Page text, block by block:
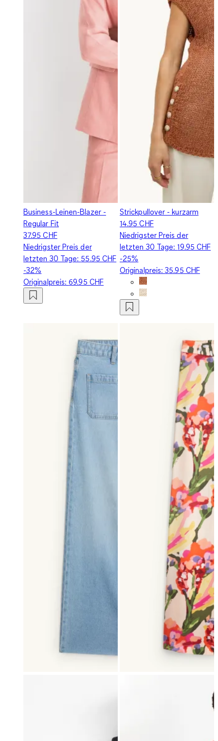
Business-Leinen-Blazer -
Regular Fit
37.95 CHF
Niedrigster Preis der
letzten 30 Tage: 55.95 CHF
-32%
Originalpreis:69.95 CHF
Strickpullover - kurzarm
14.95 CHF
Niedrigster Preis der
letzten 30 Tage:19.95 CHF
-25%
Originalpreis:35.95 CHF